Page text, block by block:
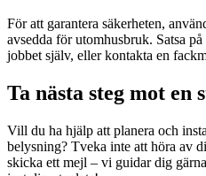
För att garantera säkerheten,
avsedda för utomhusbruk. Satsa
jobbet själv, eller kontakta en
Ta nästa steg mot en
Vill du ha hjälp att planera och
belysning? Tveka inte att höra av
skicka ett mejl – vi guidar dig